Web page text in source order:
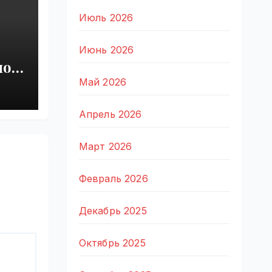
Июль 2026
Июнь 2026
Май 2026
Апрель 2026
Март 2026
Февраль 2026
Декабрь 2025
Октябрь 2025